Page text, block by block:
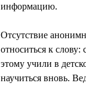
информацию.
Отсутствие
относиться к слову:
этому учили в
научиться вновь.